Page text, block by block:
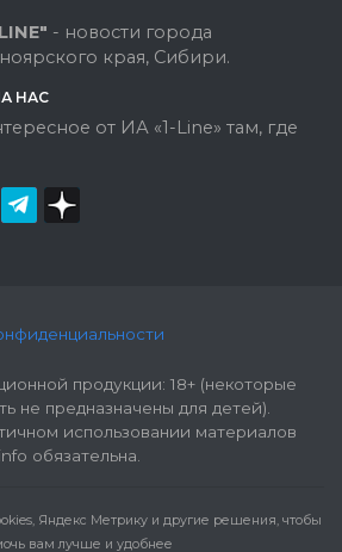
- новости города
края, Сибири.
НАС
от ИА «1-Line» там, где
продукции: 18+ (некоторые
не предназначены для детей).
использовании материалов
обязательна.
Яндекс Метрику и другие решения, чтобы
вам лучше и удобнее